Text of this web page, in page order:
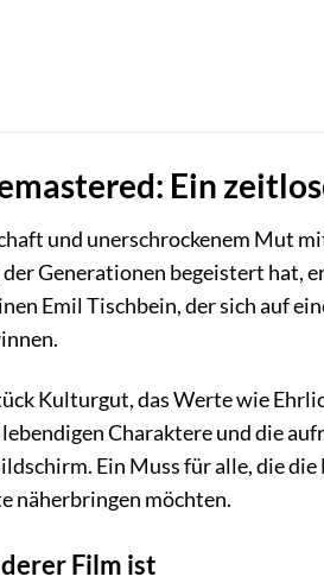
Ein
und unerschrockenem Mut
Generationen begeistert
Emil Tischbein, der sich auf
Kulturgut, das Werte wie
Charaktere und die
Ein Muss für alle, die
näherbringen möchten.
Film ist